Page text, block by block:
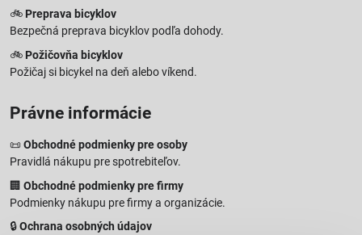
🚲 Preprava bicyklov
Bezpečná preprava bicyklov podľa dohody.
🚲 Požičovňa bicyklov
Požičaj si bicykel na deň alebo víkend.
Právne informácie
📜 Obchodné podmienky pre osoby
Pravidlá nákupu pre spotrebiteľov.
🏢 Obchodné podmienky pre firmy
Podmienky nákupu pre firmy a organizácie.
🔒Ochrana osobných údajov